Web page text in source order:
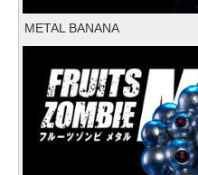
METAL BANANA